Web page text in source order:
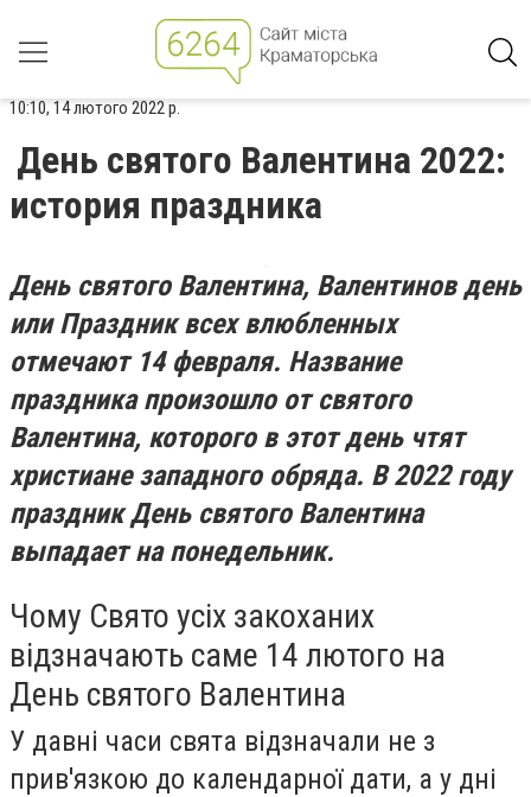
10:10, 14 лютого 2022 р.
День святого Валентина 2022:
история праздника
День святого Валентина, Валентинов день
или Праздник всех влюбленных
отмечают 14 февраля. Название
праздника произошло от святого
Валентина, которого в этот день чтят
христиане западного обряда. В 2022 году
праздник День святого Валентина
выпадает на понедельник.
Чому Свято усіх закоханих
відзначають саме 14 лютого на
День святого Валентина
У давні часи свята відзначали не з
прив'язкою до календарної дати, а у дні